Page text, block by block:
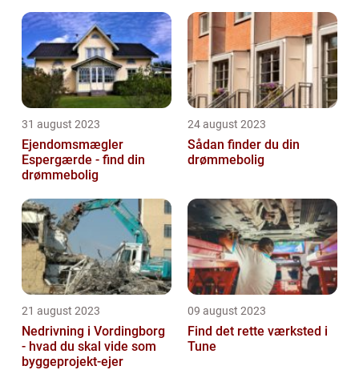
31 august 2023
Ejendomsmægler
Espergærde - find din
drømmebolig
24 august 2023
Sådan finder du din
drømmebolig
21 august 2023
Nedrivning i Vordingborg
- hvad du skal vide som
byggeprojekt-ejer
09 august 2023
Find det rette værksted i
Tune